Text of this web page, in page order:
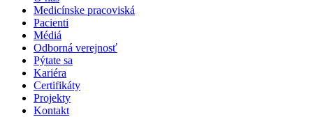
Medicínske pracoviská
Pacienti
Médiá
Odborná verejnosť
Pýtate sa
Kariéra
Certifikáty
Projekty
Kontakt